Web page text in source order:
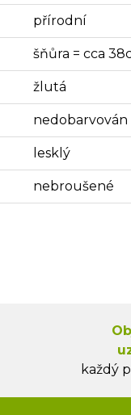
přírodní
šňůra = cca
žlutá
nedobarvován
lesklý
nebroušené
každý